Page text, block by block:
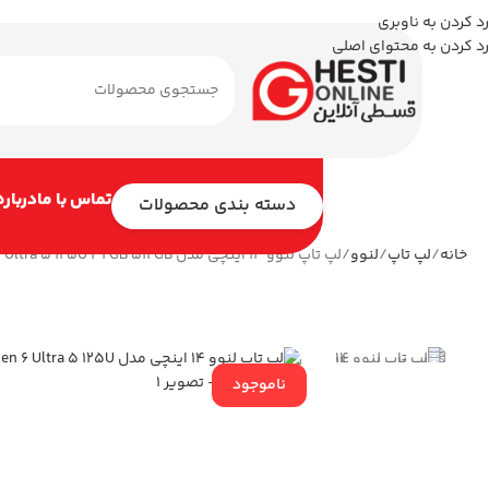
رد کردن به ناوبری
رد کردن به محتوای اصلی
دسته بندی محصولات تماس با ما
خانه لپ تاپ لنوو لپ تاپ لنوو 14 اینچی مدل ThinkPad E14 Gen 6 Ultra 5 125U 32GB 512GB
ناموجود